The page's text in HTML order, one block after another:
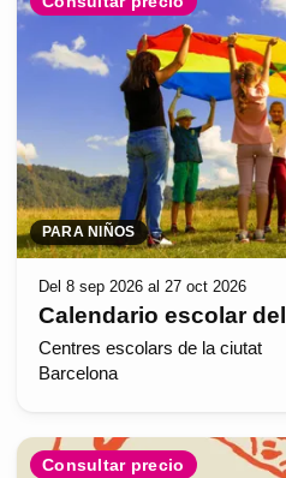
PARA NIÑOS
Del 8 sep 2026 al 27 oct 2026
Calendario escolar
Centres escolars de la ciutat
Barcelona
Consultar precio